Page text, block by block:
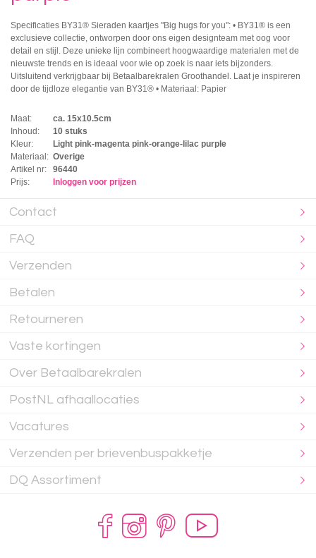
Specificaties BY31® Sieraden kaartjes "Big hugs for you": • BY31® is een
exclusieve collectie, ontworpen door ons eigen designteam met oog voor
detail en stijl. Deze unieke lijn combineert hoogwaardige materialen met de
nieuwste trends en is ideaal voor wie op zoek is naar iets bijzonders.
Uitsluitend verkrijgbaar bij Betaalbarekralen Groothandel. Laat je inspireren
door de tijdloze elegantie van BY31® • Materiaal: Papier
Maat:
ca. 15x10.5cm
Inhoud:
10 stuks
Kleur:
Light pink-magenta pink-orange-lilac purple
Materiaal: Overige
Artikel nr:
96440
Prijs:
Inloggen voor prijzen
Contact
FAQ
Verzenden
Betalen
Retourneren
Vaste kortingen
Over Betaalbarekralen
PostNL afhaallocaties
Vacatures
Verzenden per brievenbuspakketje
DQ Assortiment